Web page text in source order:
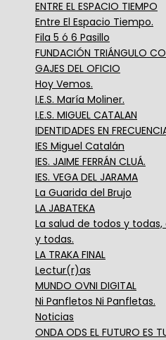
ENTRE EL ESPACIO TIEMPO
Entre El Espacio Tiempo.
Fila 5 ó 6 Pasillo
FUNDACIÓN TRIÁNGULO
GAJES DEL OFICIO
Hoy Vemos.
I.E.S. María Moliner.
I.E.S. MIGUEL CATALAN
IDENTIDADES EN
IES Miguel Catalán
IES. JAIME FERRÁN CLUÁ.
IES. VEGA DEL JARAMA
La Guarida del Brujo
LA JABATEKA
La salud de todos y
y todas.
LA TRAKA FINAL
Lectur(r)as
MUNDO OVNI DIGITAL
Ni Panfletos Ni Panfletas.
Noticias
ONDA ODS EL FUTURO ES